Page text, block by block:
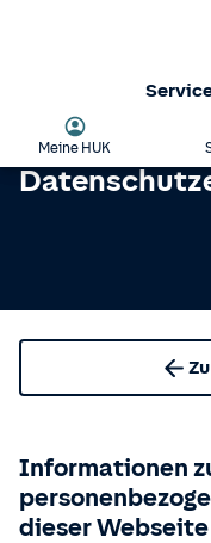
Meine HUK
Informationen
dieser Webseite